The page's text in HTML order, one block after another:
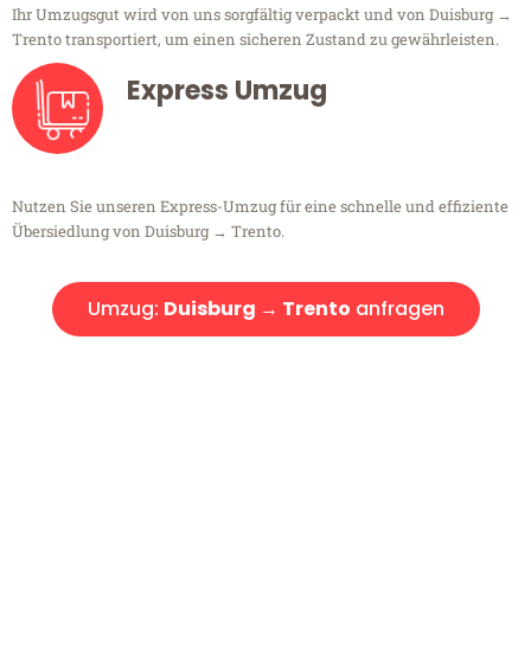
Ihr Umzugsgut wird von uns sorgfältig verpackt und von Duisburg →
Trento transportiert, um einen sicheren Zustand zu gewährleisten.
Express Umzug
Nutzen Sie unseren Express-Umzug für eine schnelle und effiziente
Übersiedlung von Duisburg → Trento.
Umzug: Duisburg → Trento anfragen